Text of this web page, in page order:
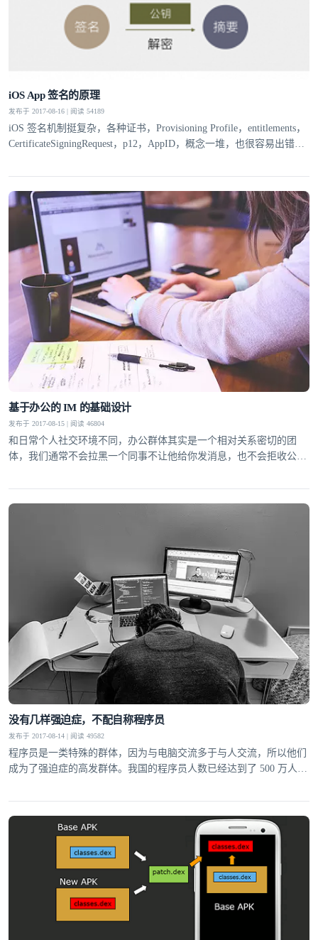
iOS App 签名的原理
发布于 2017-08-16 | 阅读 54189
iOS 签名机制挺复杂，各种证书，Provisioning Profile，entitlements，
CertificateSigningRequest，p12，AppID，概念一堆，也很容易出错，
助于理解 iOS App 签名的原理和流程。
基于办公的 IM 的基础设计
发布于 2017-08-15 | 阅读 46804
和日常个人社交环境不同，办公群体其实是一个相对关系密切的团
体，我们通常不会拉黑一个同事不让他给你发消息，也不会拒收公司
没有几样强迫症，不配自称程序员
发布于 2017-08-14 | 阅读 49582
程序员是一类特殊的群体，因为与电脑交流多于与人交流，所以他们
成为了强迫症的高发群体。我国的程序员人数已经达到了 500 万人，
的，程序员的强迫症成了不可忽视的社会现象。我将程序员高发的强
迫症分为十大类。